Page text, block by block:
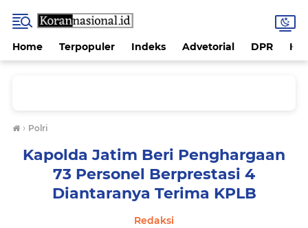
Home Terpopuler Indeks Advetorial DPR
› Polri
Kapolda Jatim Beri Penghargaan
73 Personel Berprestasi 4
Diantaranya Terima KPLB
Redaksi